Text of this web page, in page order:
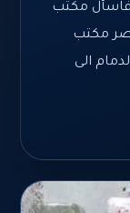
مكتب
مكتب
الى